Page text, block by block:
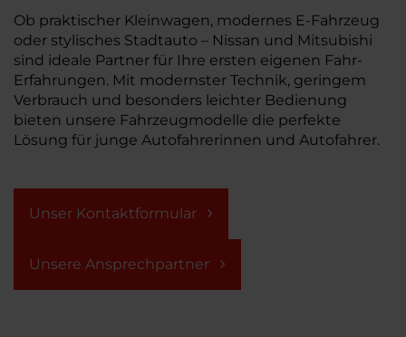
Ob praktischer Kleinwagen, modernes E-Fahrzeug
oder stylisches Stadtauto – Nissan und Mitsubishi
sind ideale Partner für Ihre ersten eigenen Fahr-
Erfahrungen. Mit modernster Technik, geringem
Verbrauch und besonders leichter Bedienung
bieten unsere Fahrzeugmodelle die perfekte
Lösung für junge Autofahrerinnen und Autofahrer.
Unser Kontaktformular
Unsere Ansprechpartner